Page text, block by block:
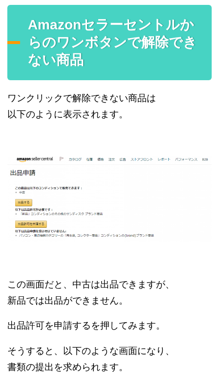
Amazonセラーセントルか
らのワンボタンで解除でき
ない商品
ワンクリックで解除できない商品は
以下のように表示されます。
この画面だと、中古は出品できますが、
新品では出品ができません。
出品許可を申請するを押してみます。
そうすると、以下のような画面になり、
書類の提出を求められます。